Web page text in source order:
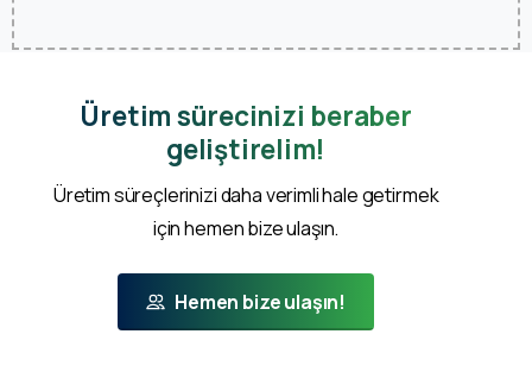
Üretim sürecinizi beraber
geliştirelim!
Üretim süreçlerinizi daha verimli hale getirmek
için hemen bize ulaşın.
Hemen bize ulaşın!